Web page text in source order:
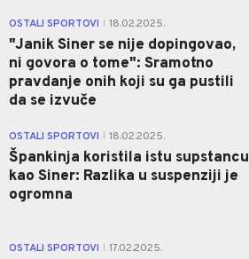
OSTALI SPORTOVI 18.02.2025.
"Janik Siner se nije dopingovao,
ni govora o tome": Sramotno
pravdanje onih koji su ga pustili
da se izvuče
OSTALI SPORTOVI 18.02.2025.
Špankinja koristila istu supstancu
kao Siner: Razlika u suspenziji je
ogromna
OSTALI SPORTOVI 17.02.2025.